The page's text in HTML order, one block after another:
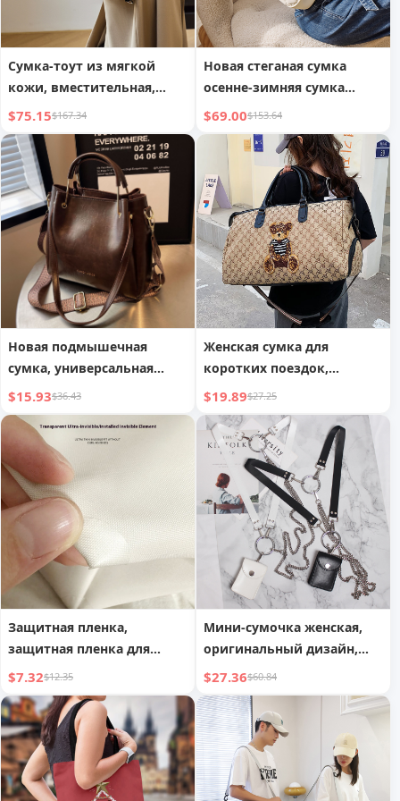
Сумка-тоут из мягкой
кожи, вместительная,
однолямочная, сумка для
деловых женщин
$75.15$167.34
Новая стеганая сумка
осенне-зимняя сумка
через плечо,
универсальная сумка
через плечо из
натуральной коровьей
кожи
$69.00$153.64
Новая подмышечная
сумка, универсальная
повседневная сумка-ведро
на плечо
$15.93$36.43
Женская сумка для
коротких поездок,
вместительная сумка для
плавания, йоги, фитнеса
$19.89$27.25
Защитная пленка,
защитная пленка для
углов сумочки от
царапин,
противоизносная
$7.32$12.35
Мини-сумочка женская,
оригинальный дизайн,
универсальная, со
съемной металлической
цепочкой, через плечо
$27.36$60.84